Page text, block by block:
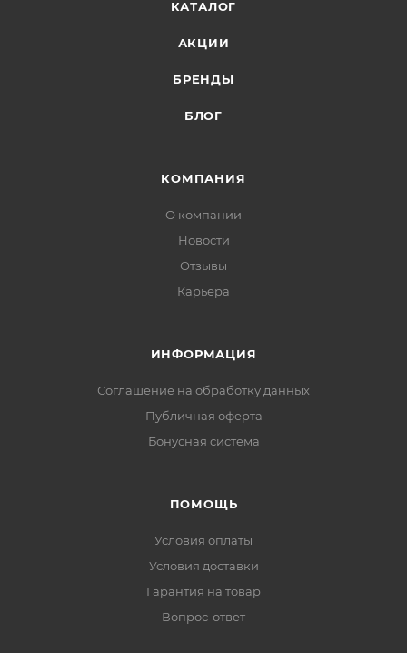
КАТАЛОГ
АКЦИИ
БРЕНДЫ
БЛОГ
КОМПАНИЯ
О компании
Новости
Отзывы
Карьера
ИНФОРМАЦИЯ
Соглашение на обработку данных
Публичная оферта
Бонусная система
ПОМОЩЬ
Условия оплаты
Условия доставки
Гарантия на товар
Вопрос-ответ